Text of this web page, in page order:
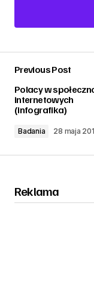
Previous Post
Polacy w
internetowych
(infografika)
Badania 28 maja
Reklama